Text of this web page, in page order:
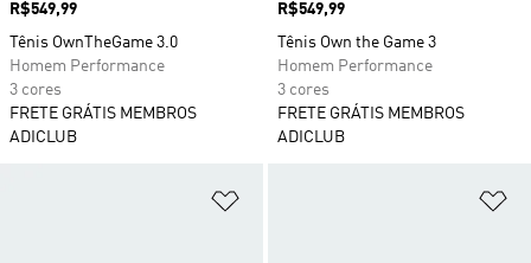
Preço
R$549,99
Tênis OwnTheGame 3.0
Homem Performance
3 cores
FRETE GRÁTIS MEMBROS
ADICLUB
Preço
R$549,99
Tênis Own the Game 3
Homem Performance
3 cores
FRETE GRÁTIS MEMBROS
ADICLUB